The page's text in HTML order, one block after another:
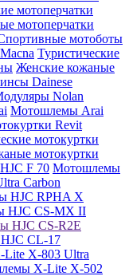
мотоперчатки
мотоперчатки
мотоботы
Туристические
Женские кожаные
Dainese
Nolan
Мотошлемы Arai
Revit
мотокуртки
мотокуртки
F 70 Мотошлемы
Carbon
HJC RPHA X
HJC CS-MX II
HJC CS-R2E
CL-17
X-803 Ultra
X-Lite X-502